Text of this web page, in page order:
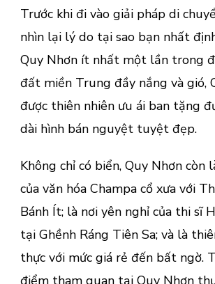
Trước khi đi vào giải pháp di
nhìn lại lý do tại sao bạn nhất
Quy Nhơn ít nhất một lần trong
đất miền Trung đầy nắng và gió,
được thiên nhiên ưu ái ban tặng
dài hình bán nguyệt tuyệt đẹp.
Không chỉ có biển, Quy Nhơn còn
của văn hóa Champa cổ xưa với
Bánh Ít; là nơi yên nghỉ của thi sĩ
tại Ghềnh Ráng Tiên Sa; và là
thực với mức giá rẻ đến bất ngờ.
điểm tham quan tại Quy Nhơn